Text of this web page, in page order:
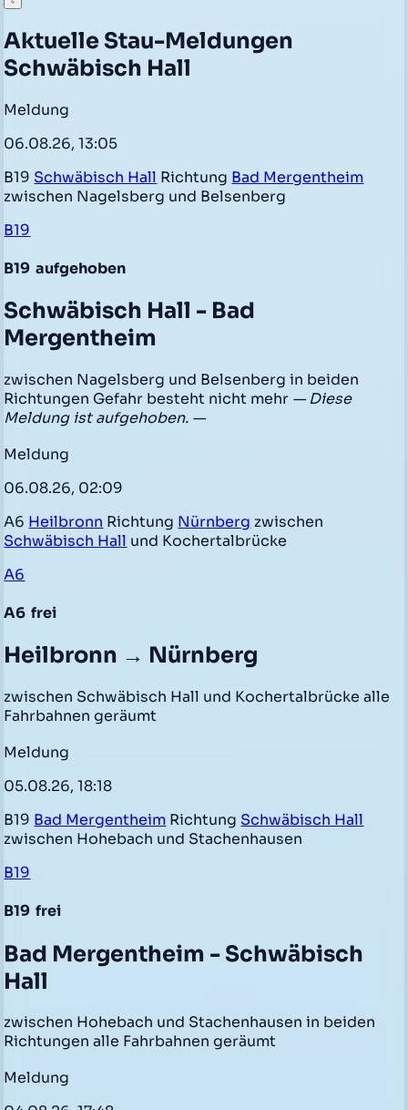
Aktuelle Stau-Meldungen
Schwäbisch Hall
Meldung
06.08.26, 13:05
B19 Schwäbisch Hall Richtung Bad Mergentheim
zwischen Nagelsberg und Belsenberg
B19
B19 aufgehoben
Schwäbisch Hall - Bad
Mergentheim
zwischen Nagelsberg und Belsenberg in beiden
Richtungen Gefahr besteht nicht mehr — Diese
Meldung ist aufgehoben. —
Meldung
06.08.26, 02:09
A6 Heilbronn Richtung Nürnberg zwischen
Schwäbisch Hall und Kochertalbrücke
A6
A6 frei
Heilbronn → Nürnberg
zwischen Schwäbisch Hall und Kochertalbrücke alle
Fahrbahnen geräumt
Meldung
05.08.26, 18:18
B19 Bad Mergentheim Richtung Schwäbisch Hall
zwischen Hohebach und Stachenhausen
B19
B19 frei
Bad Mergentheim - Schwäbisch
Hall
zwischen Hohebach und Stachenhausen in beiden
Richtungen alle Fahrbahnen geräumt
Meldung